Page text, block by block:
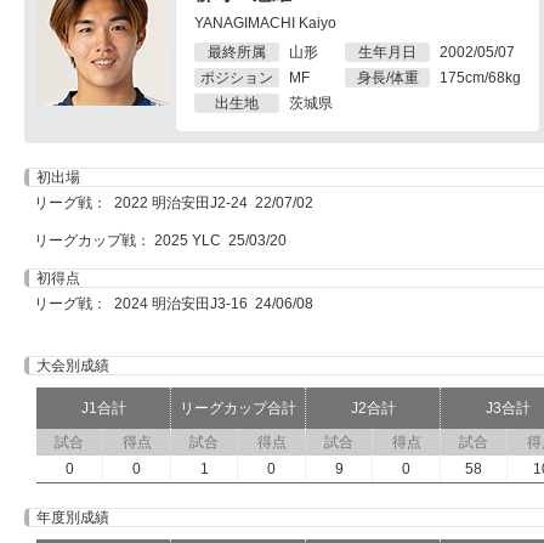
YANAGIMACHI Kaiyo
最終所属
山形
ポジション
MF
出生地
茨城県
生年月日
2002/05/07
身長/体重
175cm/68kg
初出場
リーグ戦： 2022 明治安田J2-24 22/07/02
リーグカップ戦： 2025 YLC 25/03/20
初得点
リーグ戦： 2024 明治安田J3-16 24/06/08
大会別成績
J1合計 リーグカップ合計 J2合計
J3合計
試合
得点 試合 得点 試合 得点 試合
得
0
0 1 0 9 0 58
年度別成績